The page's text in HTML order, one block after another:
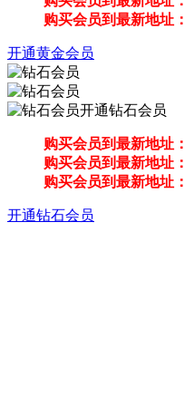
购买会员到最新地址：
开通黄金会员
开通钻石会员
购买会员到最新地址：
购买会员到最新地址：
购买会员到最新地址：
开通钻石会员